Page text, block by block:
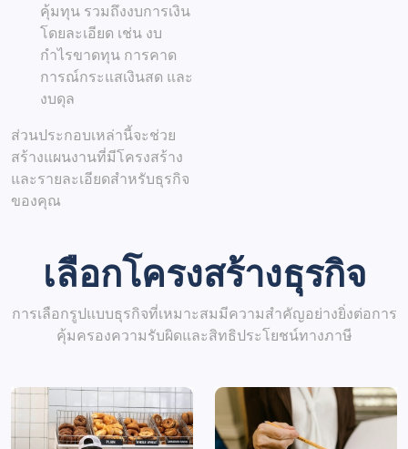
คุ้มทุน รวมถึงงบการเงิน
โดยละเอียด เช่น งบ
กำไรขาดทุน การคาด
การณ์กระแสเงินสด และ
งบดุล
ส่วนประกอบเหล่านี้จะช่วย
สร้างแผนงานที่มีโครงสร้าง
และรายละเอียดสำหรับธุรกิจ
ของคุณ
เลือกโครงสร้างธุรกิจ
การเลือกรูปแบบธุรกิจที่เหมาะสมมีความสำคัญอย่างยิ่งต่อการ
คุ้มครองความรับผิดและสิทธิประโยชน์ทางภาษี